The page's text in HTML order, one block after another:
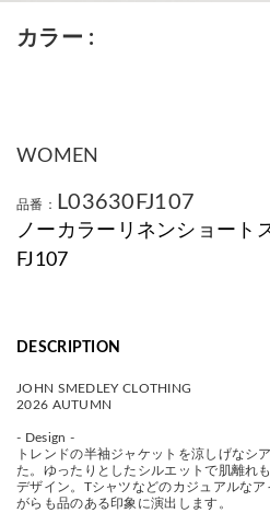
カラー
WOMEN
品番： L03630FJ107
ノーカラーリネンショート
FJ107
DESCRIPTION
JOHN SMEDLEY CLOTHING
2026 AUTUMN
- Design -
トレンドの半袖ジャケットを涼しげなシ
た。ゆったりとしたシルエットで肌離れ
デザイン。Tシャツなどのカジュアルな
がらも品のある印象に演出します。